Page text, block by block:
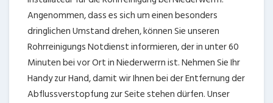
Angenommen, dass es sich um einen besonders
dringlichen Umstand drehen, können Sie unseren
Rohrreinigungs Notdienst informieren, der in unter 60
Minuten bei vor Ort in Niederwerrn ist. Nehmen Sie Ihr
Handy zur Hand, damit wir Ihnen bei der Entfernung der
Abflussverstopfung zur Seite stehen dürfen. Unser